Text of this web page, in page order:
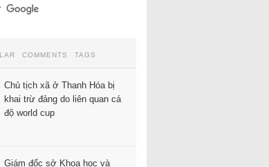
COMMENTS TAGS
Chủ tịch xã ở Thanh Hóa bị
khai trừ đảng do liên quan cá
độ world cup
Giám đốc sở Khoa học và